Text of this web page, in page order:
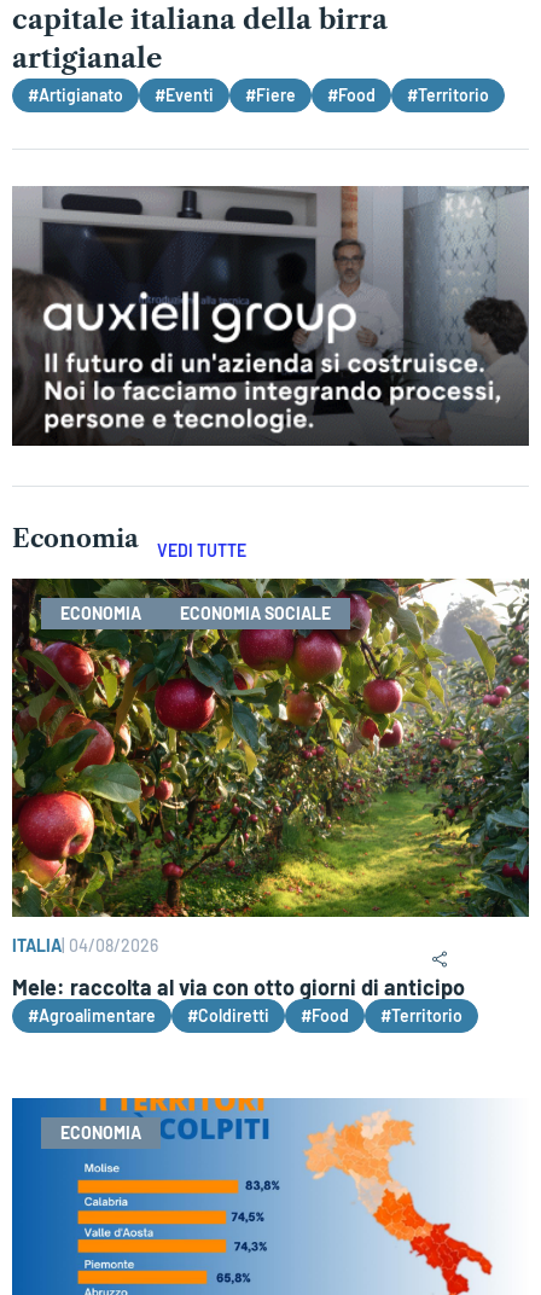
capitale italiana della birra
artigianale
#Artigianato #Eventi #Fiere #Food #Territorio
Economia VEDI TUTTE
ECONOMIA ECONOMIA SOCIALE
ITALIA 04/08/2026
Mele: raccolta al via con otto giorni di anticipo
#Agroalimentare #Coldiretti #Food #Territorio
ECONOMIA